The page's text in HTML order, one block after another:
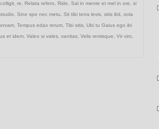
, re Relata refero Ride Sal in mente et mel in ore
si
Sine spe nec metu Sit tibi terra levis, sitis ibit, sola
, Tempus edax rerum, Tibi sitis, Ubi tu Gaius ego ibi
et idem, Valeo si vales, vanitas, Velis remisque Vir viro